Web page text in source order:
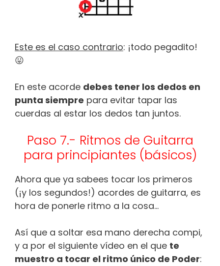
Este es el caso contrario: ¡todo pegadito!
😛
En este acorde debes tener los dedos en
punta siempre para evitar tapar las
cuerdas al estar los dedos tan juntos.
Paso 7.- Ritmos de Guitarra
para principiantes (básicos)
Ahora que ya sabees tocar los primeros
(¡y los segundos!) acordes de guitarra, es
hora de ponerle ritmo a la cosa…
Así que a soltar esa mano derecha compi,
y a por el siguiente vídeo en el que te
muestro a tocar el ritmo único de Poder: